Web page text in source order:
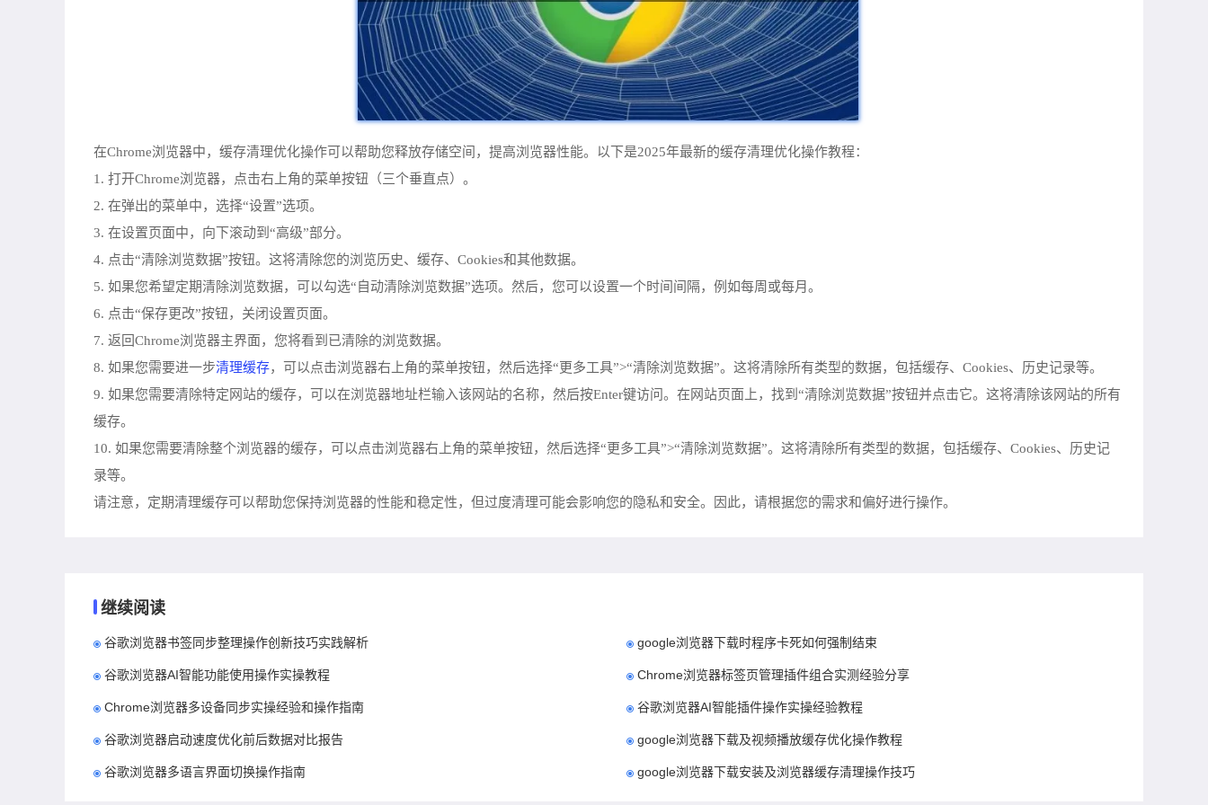
在Chrome浏览器中，缓存清理优化操作可以帮助您释放存储空间，提高浏览器性能。以下是2025年最新的缓存清理优化操作教程：
1. 打开Chrome浏览器，点击右上角的菜单按钮（三个垂直点）。
2. 在弹出的菜单中，选择“设置”选项。
3. 在设置页面中，向下滚动到“高级”部分。
4. 点击“清除浏览数据”按钮。这将清除您的浏览历史、缓存、Cookies和其他数据。
5. 如果您希望定期清除浏览数据，可以勾选“自动清除浏览数据”选项。然后，您可以设置一个时间间隔，例如每周或每月。
6. 点击“保存更改”按钮，关闭设置页面。
7. 返回Chrome浏览器主界面，您将看到已清除的浏览数据。
8. 如果您需要进一步清理缓存，可以点击浏览器右上角的菜单按钮，然后选择“更多工具”>“清除浏览数据”。这将清除所有类型的数据，包括缓存、Cookies、历史记录等。
9. 如果您需要清除特定网站的缓存，可以在浏览器地址栏输入该网站的名称，然后按Enter键访问。在网站页面上，找到“清除浏览数据”按钮并点击它。这将清除该网站的所有
缓存。
10. 如果您需要清除整个浏览器的缓存，可以点击浏览器右上角的菜单按钮，然后选择“更多工具”>“清除浏览数据”。这将清除所有类型的数据，包括缓存、Cookies、历史记
录等。
请注意，定期清理缓存可以帮助您保持浏览器的性能和稳定性，但过度清理可能会影响您的隐私和安全。因此，请根据您的需求和偏好进行操作。
继续阅读
谷歌浏览器书签同步整理操作创新技巧实践解析 google浏览器下载时程序卡死如何强制结束
谷歌浏览器AI智能功能使用操作实操教程 Chrome浏览器标签页管理插件组合实测经验分享
Chrome浏览器多设备同步实操经验和操作指南 谷歌浏览器AI智能插件操作实操经验教程
谷歌浏览器启动速度优化前后数据对比报告 google浏览器下载及视频播放缓存优化操作教程
谷歌浏览器多语言界面切换操作指南 google浏览器下载安装及浏览器缓存清理操作技巧